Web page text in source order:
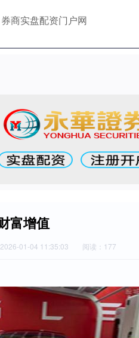
券商实盘配资门户网
富增值
01-04 11:35:03 阅读：177